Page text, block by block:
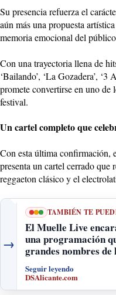
Su presencia refuerza el
aún más una propuesta
memoria emocional del
Con una trayectoria llena de
‘Bailando’, ‘La Gozadera’, ‘3
promete convertirse en uno de
festival.
Un cartel completo que
Con esta última confirmación,
presenta un cartel cerrado que
reggaeton clásico y el
→
TAMBIÉN TE
El Muelle Live
una programación
grandes nombres de
Seguir leyendo
DSAlicante.com